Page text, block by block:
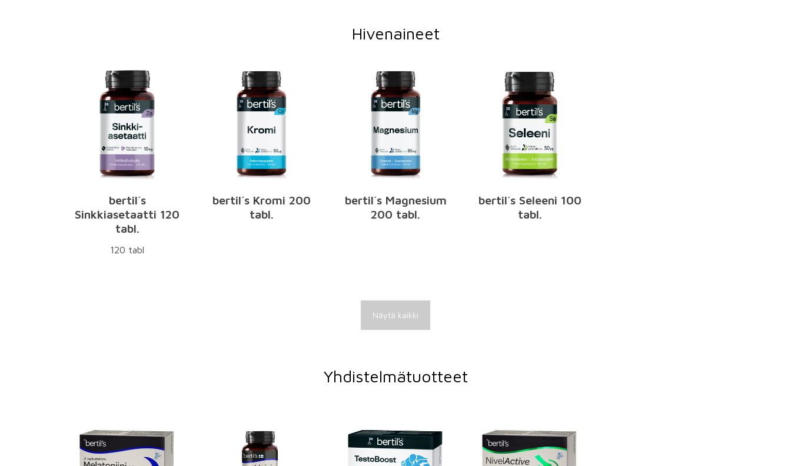
Hivenaineet
bertil´s
Sinkkiasetaatti 120
tabl.
120 tabl
bertil´s Kromi 200
tabl.
bertil´s Magnesium
200 tabl.
bertil´s Seleeni 100
tabl.
Näytä kaikki
Yhdistelmätuotteet